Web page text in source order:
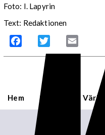
Foto: I. Lapyrin
Text: Redaktionen
Facebook Twitter
Hem Sverige